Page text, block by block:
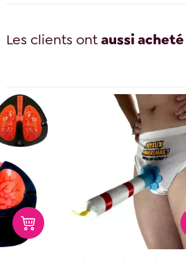
Les clients ontaussi acheté